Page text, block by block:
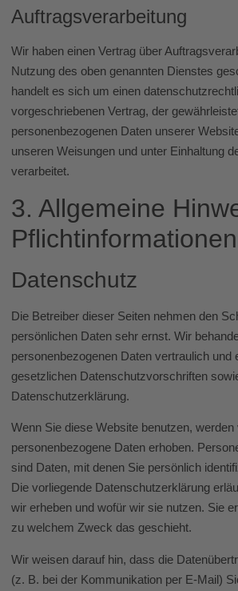
Auftragsverarbeitung
Wir haben einen Vertrag über
Nutzung des oben genannten Dienstes
handelt es sich um einen
vorgeschriebenen Vertrag, der
personenbezogenen Daten unserer
unseren Weisungen und unter Einhaltung
verarbeitet.
3. Allgemeine
Pflicht­informationen
Datenschutz
Die Betreiber dieser Seiten nehmen den
persönlichen Daten sehr ernst. Wir
personenbezogenen Daten vertraulich und
gesetzlichen Datenschutzvorschriften
Datenschutzerklärung.
Wenn Sie diese Website benutzen,
personenbezogene Daten erhoben.
sind Daten, mit denen Sie persönlich
Die vorliegende Datenschutzerklärung
wir erheben und wofür wir sie nutzen. Sie
zu welchem Zweck das geschieht.
Wir weisen darauf hin, dass die
(z. B. bei der Kommunikation per E-Mail)